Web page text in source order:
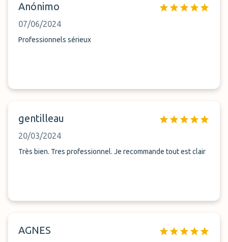
Anónimo
07/06/2024
Professionnels sérieux
gentilleau
20/03/2024
Très bien. Tres professionnel. Je recommande tout est clair
AGNES